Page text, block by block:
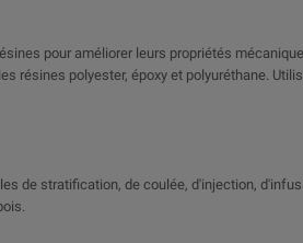
pour améliorer leurs propriétés
résines polyester, époxy et polyuréthane.
de stratification, de coulée, d'injection,